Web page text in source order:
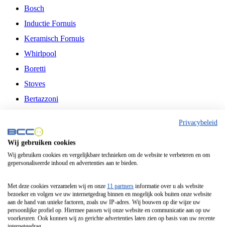
Bosch
Inductie Fornuis
Keramisch Fornuis
Whirlpool
Boretti
Stoves
Bertazzoni
Fitelli
Airfryer
Frituurpan
Contactgrill
Broodbakmachine
Broodrooster
Privacybeleid
Wij gebruiken cookies
Wij gebruiken cookies en vergelijkbare technieken om de website te verbeteren en om
gepersonaliseerde inhoud en advertenties aan te bieden.
Met deze cookies verzamelen wij en onze 11 partners informatie over u als website
bezoeker en volgen we uw internetgedrag binnen en mogelijk ook buiten onze website
aan de hand van unieke factoren, zoals uw IP-adres. Wij bouwen op die wijze uw
persoonlijke profiel op. Hiermee passen wij onze website en communicatie aan op uw
voorkeuren. Ook kunnen wij zo gerichte advertenties laten zien op basis van uw recente